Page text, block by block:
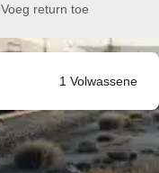
Voeg return toe
1 Volwassene